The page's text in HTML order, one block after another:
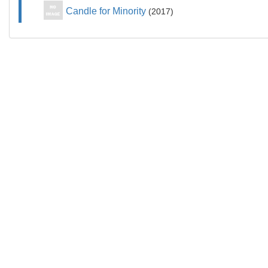
Candle for Minority 2017